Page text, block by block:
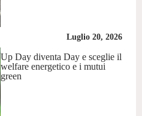
Luglio 20, 2026
Up Day diventa Day e sceglie il
welfare energetico e i mutui
green